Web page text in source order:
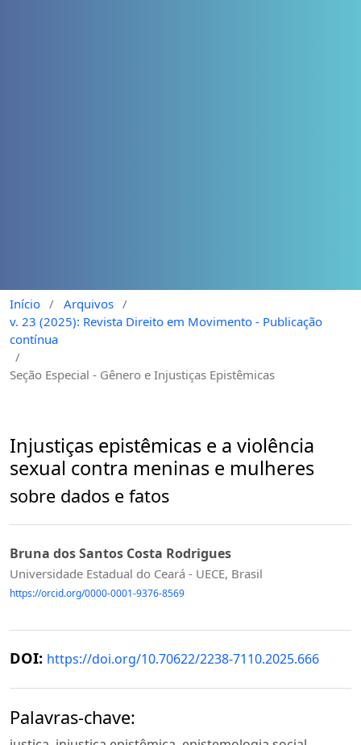
Início / Arquivos /
v. 23 (2025): Revista Direito em Movimento - Publicação
contínua
/
Seção Especial - Gênero e Injustiças Epistêmicas
Injustiças epistêmicas e a violência
sexual contra meninas e mulheres
sobre dados e fatos
Bruna dos Santos Costa Rodrigues
Universidade Estadual do Ceará - UECE, Brasil
https://orcid.org/0000-0001-9376-8569
DOI: https://doi.org/10.70622/2238-7110.2025.666
Palavras-chave: